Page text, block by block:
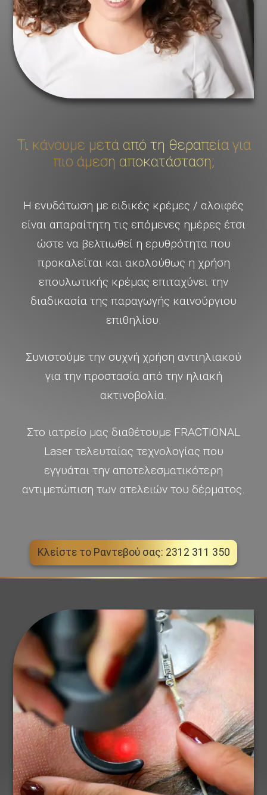
Τι κάνουμε μετά από τη θεραπεία για
πιο άμεση αποκατάσταση;
Η ενυδάτωση με ειδικές κρέμες / αλοιφές
είναι απαραίτητη τις επόμενες ημέρες έτσι
ώστε να βελτιωθεί η ερυθρότητα που
προκαλείται και ακολούθως η χρήση
επουλωτικής κρέμας επιταχύνει την
διαδικασία της παραγωγής καινούργιου
επιθηλίου.
Συνιστούμε την συχνή χρήση αντιηλιακού
για την προστασία από την ηλιακή
ακτινοβολία.
Στο ιατρείο μας διαθέτουμε FRACTIONAL
Laser τελευταίας τεχνολογίας που
εγγυάται την αποτελεσματικότερη
αντιμετώπιση των ατελειών του δέρματος.
Κλείστε το Ραντεβού σας: 2312 311 350